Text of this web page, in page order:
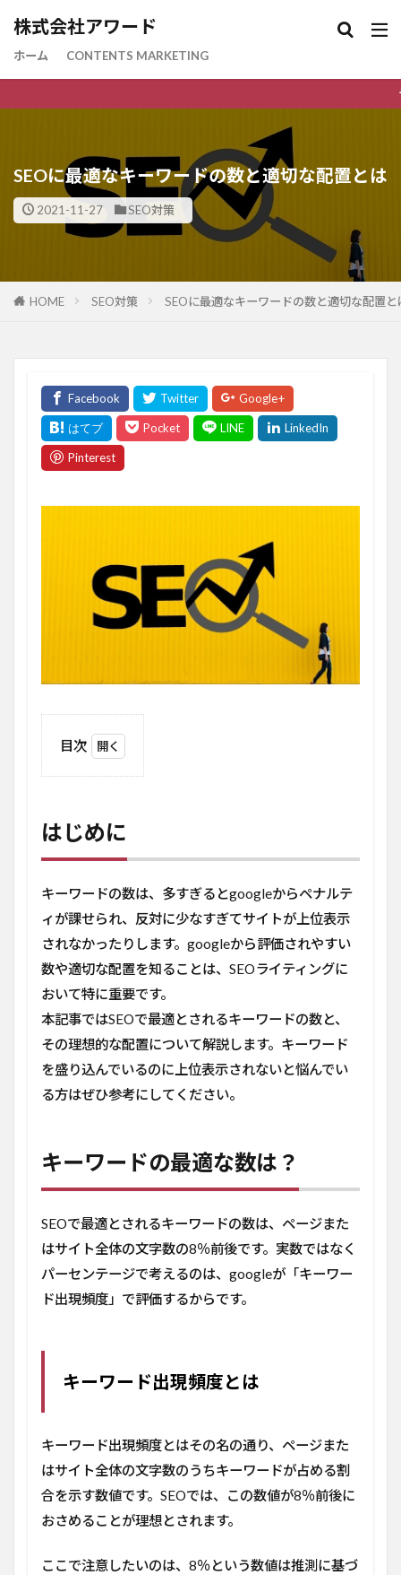
株式会社アワード
ホーム CONTENTS MARKETING
デジタルマーケ
SEOに最適なキーワードの数と適切な配置とは
2021-11-27 SEO対策
HOME SEO対策 SEOに最適なキーワードの数と適切な配置と
目次
め
に
キー
ドの
最適
は？
2.1
キー
ワー
現頻
度と
キー
ワー
ド出
度の
チェ
ツー
ル
ワ
最
適
な
配
置
ペー
はじめに
キーワードの数は、多すぎるとgoogleからペナルテ
ィが課せられ、反対に少なすぎてサイトが上位表示
されなかったりします。googleから評価されやすい
数や適切な配置を知ることは、SEOライティングに
おいて特に重要です。
本記事ではSEOで最適とされるキーワードの数と、
その理想的な配置について解説します。キーワード
を盛り込んでいるのに上位表示されないと悩んでい
る方はぜひ参考にしてください。
キーワードの最適な数は？
SEOで最適とされるキーワードの数は、ページまた
はサイト全体の文字数の8％前後です。実数ではなく
パーセンテージで考えるのは、googleが「キーワー
ド出現頻度」で評価するからです。
キーワード出現頻度とは
キーワード出現頻度とはその名の通り、ページまた
はサイト全体の文字数のうちキーワードが占める割
合を示す数値です。SEOでは、この数値が8％前後に
おさめることが理想とされます。
ここで注意したいのは、8％という数値は推測に基づ